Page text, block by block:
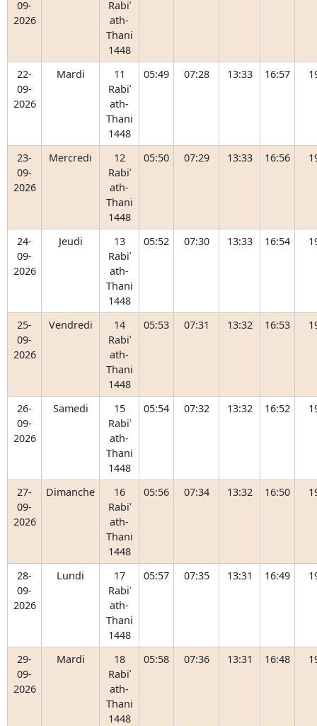
09-
2026
Rabiʿ
ath-
Thani
1448
22-
09-
2026
Mardi
11
Rabiʿ
ath-
Thani
1448
05:49 07:28 13:33 16:57
23-
09-
2026
Mercredi
12
Rabiʿ
ath-
Thani
1448
05:50 07:29 13:33 16:56
24-
09-
2026
Jeudi
13
Rabiʿ
ath-
Thani
1448
05:52 07:30 13:33 16:54
25-
09-
2026
Vendredi
14
Rabiʿ
ath-
Thani
1448
05:53 07:31 13:32 16:53
26-
09-
2026
Samedi
15
Rabiʿ
ath-
Thani
1448
05:54 07:32 13:32 16:52
27-
09-
2026
Dimanche
16
Rabiʿ
ath-
Thani
1448
05:56 07:34 13:32 16:50
28-
09-
2026
Lundi
17
Rabiʿ
ath-
Thani
1448
05:57 07:35 13:31 16:49
29-
09-
2026
Mardi
18
Rabiʿ
ath-
Thani
1448
05:58 07:36 13:31 16:48